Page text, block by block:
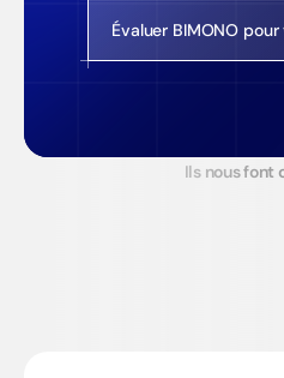
Évaluer BIMONO
Ils nous font